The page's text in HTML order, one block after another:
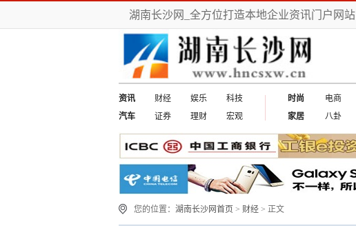
湖南长沙网_全方位打造本地企业资讯门户网站
资讯 财经 娱乐
科技
汽车
证券 理财 宏观
时尚 电商
家居
八卦
您的位置： 湖南长沙网首页 > 财经 > 正文